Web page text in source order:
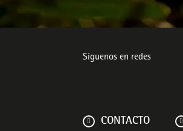
Síguenos en redes
CONTACTO